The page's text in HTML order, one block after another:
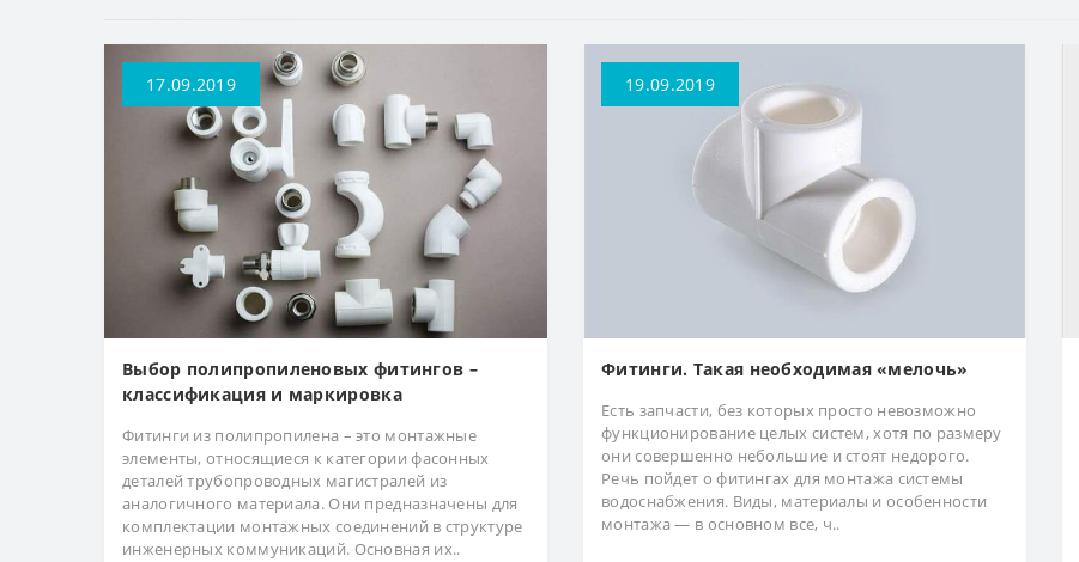
17.09.2019
Выбор полипропиленовых фитингов –
классификация и маркировка
Фитинги из полипропилена – это монтажные
элементы, относящиеся к категории фасонных
деталей трубопроводных магистралей из
аналогичного материала. Они предназначены для
комплектации монтажных соединений в структуре
инженерных коммуникаций. Основная их..
19.09.2019
Фитинги. Такая необходимая «мелочь»
Есть запчасти, без которых просто невозможно
функционирование целых систем, хотя по размеру
они совершенно небольшие и стоят недорого.
Речь пойдет о фитингах для монтажа системы
водоснабжения. Виды, материалы и особенности
монтажа — в основном все, ч..